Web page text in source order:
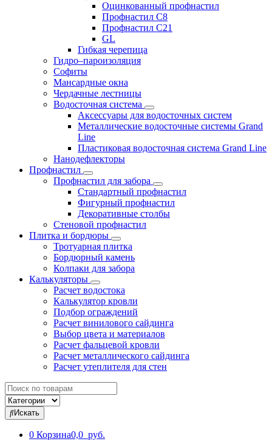
Оцинкованный профнастил
Профнастил С8
Профнастил С21
GL
Гибкая черепица
Гидро–пароизоляция
Софиты
Мансардные окна
Чердачные лестницы
Водосточная система
Аксессуары для водосточных систем
Металлические водосточные системы Grand
Line
Пластиковая водосточная система Grand Line
Нанодефлекторы
Профнастил
Профнастил для забора
Стандартный профнастил
Фигурный профнастил
Декоративные столбы
Стеновой профнастил
Плитка и бордюры
Тротуарная плитка
Бордюрный камень
Колпаки для забора
Калькуляторы
Расчет водостока
Калькулятор кровли
Подбор ограждений
Расчет винилового сайдинга
Выбор цвета и материалов
Расчет фальцевой кровли
Расчет металлического сайдинга
Расчет утеплителя для стен
Search
for:
Искать
0 Корзина0,0 руб.